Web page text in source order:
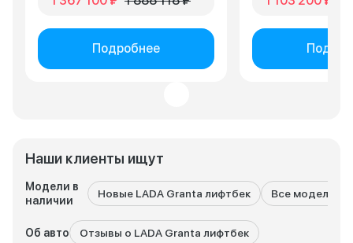
Наши клиенты ищут
Модели в
наличии
Новые LADA Granta лифтбек Все модели
Об авто Отзывы о LADA Granta лифтбек
Подробнее